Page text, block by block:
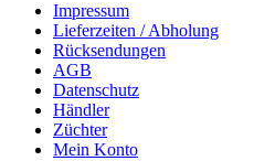
Impressum
Lieferzeiten / Abholung
Rücksendungen
AGB
Datenschutz
Händler
Züchter
Mein Konto